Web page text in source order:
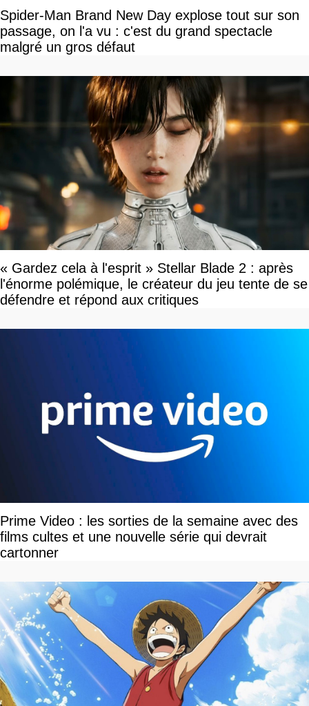
Spider-Man Brand New Day explose tout sur son
passage, on l'a vu : c'est du grand spectacle
malgré un gros défaut
« Gardez cela à l'esprit » Stellar Blade 2 : après
l'énorme polémique, le créateur du jeu tente de se
défendre et répond aux critiques
Prime Video : les sorties de la semaine avec des
films cultes et une nouvelle série qui devrait
cartonner